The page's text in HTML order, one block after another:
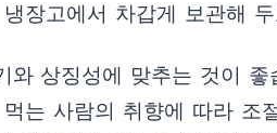
장고에서 차갑게 보관해
와 상징성에 맞추는 것이
는 사람의 취향에 따라